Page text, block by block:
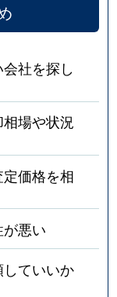
徒歩45分
徒歩45分
徒歩45分
徒歩45分
徒歩45分
徒歩45分
社を探し
場や状況
価格を相
悪い
ていいか